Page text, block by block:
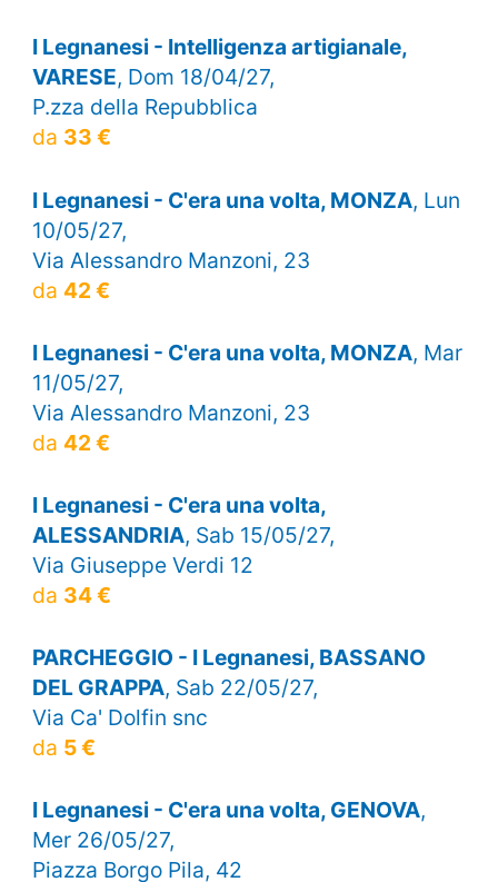
I Legnanesi - Intelligenza artigianale,
VARESE, Dom 18/04/27,
P.zza della Repubblica
da 33 €
I Legnanesi - C'era una volta, MONZA, Lun
10/05/27,
Via Alessandro Manzoni, 23
da 42 €
I Legnanesi - C'era una volta, MONZA, Mar
11/05/27,
Via Alessandro Manzoni, 23
da 42 €
I Legnanesi - C'era una volta,
ALESSANDRIA, Sab 15/05/27,
Via Giuseppe Verdi 12
da 34 €
PARCHEGGIO - I Legnanesi, BASSANO
DEL GRAPPA, Sab 22/05/27,
Via Ca' Dolfin snc
da 5 €
I Legnanesi - C'era una volta, GENOVA,
Mer 26/05/27,
Piazza Borgo Pila, 42